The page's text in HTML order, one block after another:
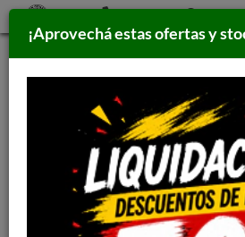
SEMILLAS
HUERTA
¡Aprovechá estas ofertas y